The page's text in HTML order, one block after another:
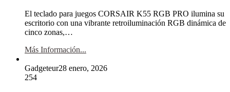
El teclado para juegos CORSAIR K55 RGB PRO ilumina su
escritorio con una vibrante retroiluminación RGB dinámica de
cinco zonas,…
Más Información...
Gadgeteur28 enero, 2026
254